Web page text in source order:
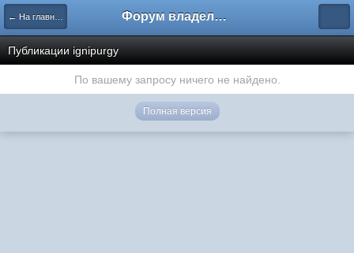
← На главную Форум владельцев интернет-магазинов
Публикации ignipurgy
По вашему запросу ничего не найдено.
Полная версия